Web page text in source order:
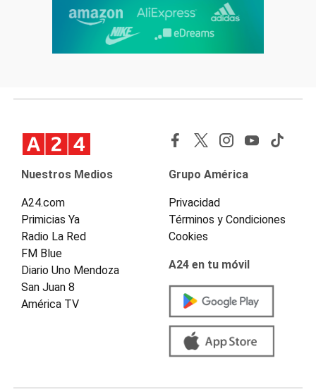
Nuestros Medios
A24.com
Primicias Ya
Radio La Red
FM Blue
Diario Uno Mendoza
San Juan 8
América TV
Grupo América
Privacidad
Términos y Condiciones
Cookies
A24 en tu móvil